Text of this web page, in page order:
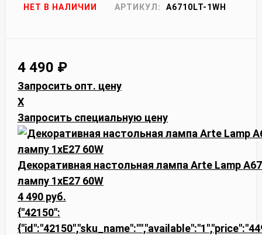
НЕТ В НАЛИЧИИ АРТИКУЛ: A6710LT-1WH
4 490 ₽
Запросить опт. цену
X
Запросить специальную цену
Декоративная настольная лампа Arte Lamp
лампу 1xE27 60W
4 490 руб.
{"42150":